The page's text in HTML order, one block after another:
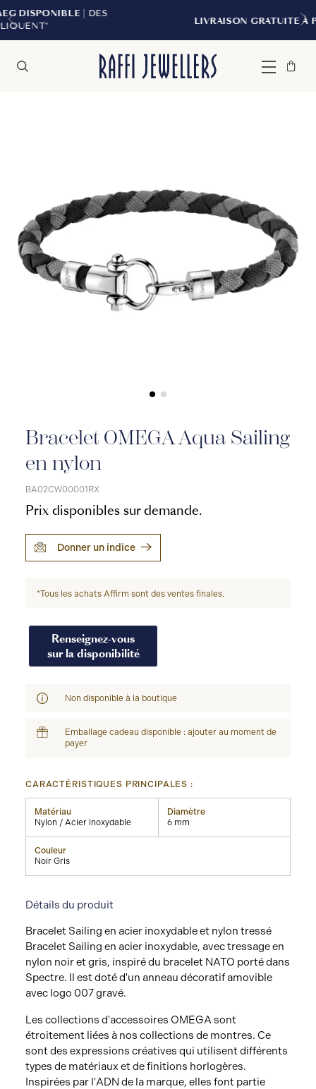
| DES
LIVRAISON GRATUITE À PARTIR DE 299 $*
Menu
Sac
Fermer
Bracelet OMEGA Aqua Sailing
en nylon
BA02CW00001RX
Prix disponibles sur demande.
Donner un indice
*Tous les achats Affirm sont des ventes finales.
Renseignez-vous
sur la disponibilité
Non disponible à la boutique
Emballage cadeau disponible : ajouter au moment de
payer
CARACTÉRISTIQUES PRINCIPALES :
Matériau
Nylon / Acier inoxydable
Diamètre
6 mm
Couleur
Noir Gris
Détails du produit
Bracelet Sailing en acier inoxydable et nylon tressé
Bracelet Sailing en acier inoxydable, avec tressage en
nylon noir et gris, inspiré du bracelet NATO porté dans
Spectre. Il est doté d'un anneau décoratif amovible
avec logo 007 gravé.
Les collections d'accessoires OMEGA sont
étroitement liées à nos collections de montres. Ce
sont des expressions créatives qui utilisent différents
types de matériaux et de finitions horlogères.
Inspirées par l'ADN de la marque, elles font partie